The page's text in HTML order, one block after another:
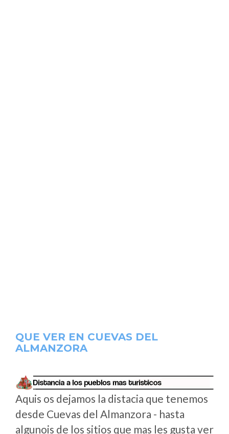
QUE VER EN CUEVAS DEL
ALMANZORA
Aquis os dejamos la distacia que tenemos
desde Cuevas del Almanzora - hasta
algunois de los sitios que mas les gusta ver